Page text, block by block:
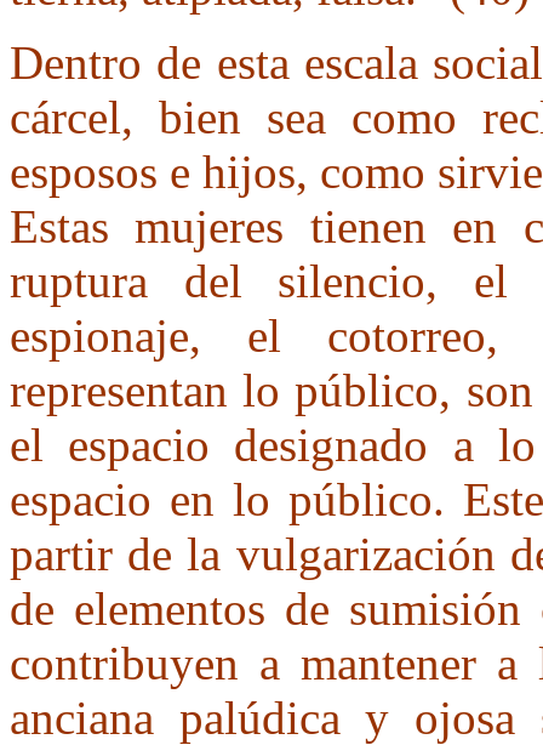
Dentro de esta escala
cárcel, bien sea como
esposos e hijos, como
Estas mujeres tienen en
ruptura del silencio, el
espionaje, el cotorreo,
representan lo público,
el espacio designado a
espacio en lo público.
partir de la vulgarización
de elementos de
contribuyen a mantener
anciana palúdica y ojosa